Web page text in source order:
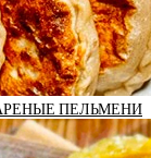
ПЕЛЬМЕНИ